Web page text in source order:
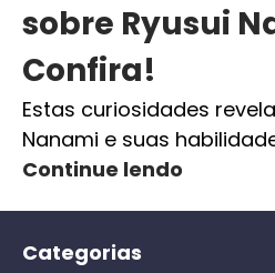
sobre Ryusui
Confira!
Estas curiosidades
Nanami e suas
Continue lendo
Categorias